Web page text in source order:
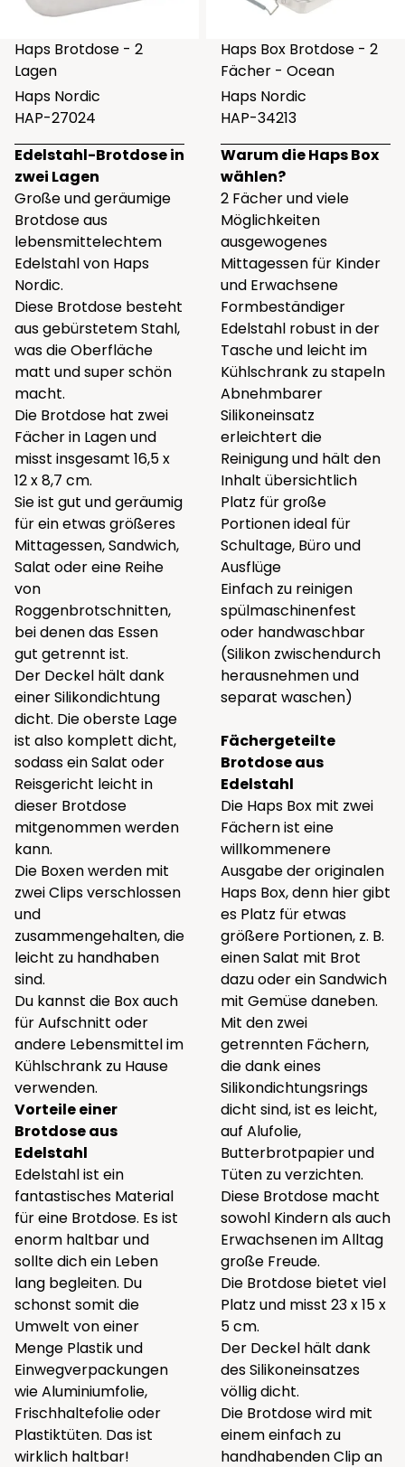
Haps Brotdose - 2
Lagen
Haps Nordic
HAP-27024
Edelstahl-Brotdose in
zwei Lagen
Große und geräumige
Brotdose aus
lebensmittelechtem
Edelstahl von Haps
Nordic.
Diese Brotdose besteht
aus gebürstetem Stahl,
was die Oberfläche
matt und super schön
macht.
Die Brotdose hat zwei
Fächer in Lagen und
misst insgesamt 16,5 x
12 x 8,7 cm.
Sie ist gut und geräumig
für ein etwas größeres
Mittagessen, Sandwich,
Salat oder eine Reihe
von
Roggenbrotschnitten,
bei denen das Essen
gut getrennt ist.
Der Deckel hält dank
einer Silikondichtung
dicht. Die oberste Lage
ist also komplett dicht,
sodass ein Salat oder
Reisgericht leicht in
dieser Brotdose
mitgenommen werden
kann.
Die Boxen werden mit
zwei Clips verschlossen
und
zusammengehalten, die
leicht zu handhaben
sind.
Du kannst die Box auch
für Aufschnitt oder
andere Lebensmittel im
Kühlschrank zu Hause
verwenden.
Vorteile einer
Brotdose aus
Edelstahl
Edelstahl ist ein
fantastisches Material
für eine Brotdose. Es ist
enorm haltbar und
sollte dich ein Leben
lang begleiten. Du
schonst somit die
Umwelt von einer
Menge Plastik und
Einwegverpackungen
wie Aluminiumfolie,
Frischhaltefolie oder
Plastiktüten. Das ist
wirklich haltbar!
Haps Box Brotdose - 2
Fächer - Ocean
Haps Nordic
HAP-34213
Warum die Haps Box
wählen?
2 Fächer und viele
Möglichkeiten
ausgewogenes
Mittagessen für Kinder
und Erwachsene
Formbeständiger
Edelstahl robust in der
Tasche und leicht im
Kühlschrank zu stapeln
Abnehmbarer
Silikoneinsatz
erleichtert die
Reinigung und hält den
Inhalt übersichtlich
Platz für große
Portionen ideal für
Schultage, Büro und
Ausflüge
Einfach zu reinigen
spülmaschinenfest
oder handwaschbar
(Silikon zwischendurch
herausnehmen und
separat waschen)
Fächergeteilte
Brotdose aus
Edelstahl
Die Haps Box mit zwei
Fächern ist eine
willkommenere
Ausgabe der originalen
Haps Box, denn hier gibt
es Platz für etwas
größere Portionen, z. B.
einen Salat mit Brot
dazu oder ein Sandwich
mit Gemüse daneben.
Mit den zwei
getrennten Fächern,
die dank eines
Silikondichtungsrings
dicht sind, ist es leicht,
auf Alufolie,
Butterbrotpapier und
Tüten zu verzichten.
Diese Brotdose macht
sowohl Kindern als auch
Erwachsenen im Alltag
große Freude.
Die Brotdose bietet viel
Platz und misst 23 x 15 x
5 cm.
Der Deckel hält dank
des Silikoneinsatzes
völlig dicht.
Die Brotdose wird mit
einem einfach zu
handhabenden Clip an